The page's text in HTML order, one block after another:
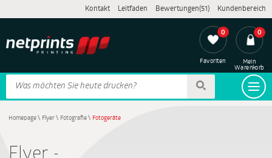
Kontakt Leitfaden Bewertungen(51) Kundenbereich
0
Favoriten
0
Mein
Warenkorb
Homepage\ Flyer\ Fotografie\ Fotogeräte